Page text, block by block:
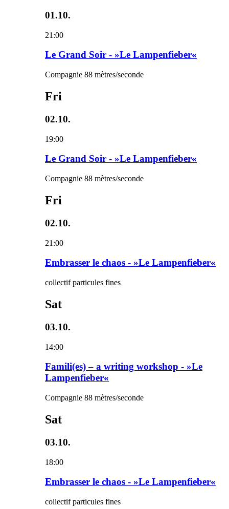
01.10.
21:00
Le Grand Soir - »Le Lampenfieber«
Compagnie 88 mètres/seconde
Fri
02.10.
19:00
Le Grand Soir - »Le Lampenfieber«
Compagnie 88 mètres/seconde
Fri
02.10.
21:00
Embrasser le chaos - »Le Lampenfieber«
collectif particules fines
Sat
03.10.
14:00
Famili(es) – a writing workshop - »Le
Lampenfieber«
Compagnie 88 mètres/seconde
Sat
03.10.
18:00
Embrasser le chaos - »Le Lampenfieber«
collectif particules fines